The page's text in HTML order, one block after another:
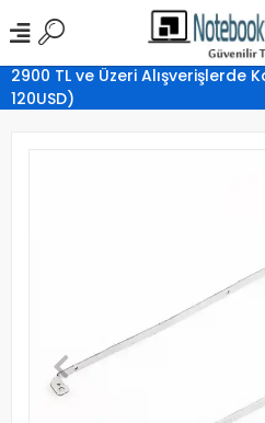
2900 TL ve Üzeri Alışverişlerde
120USD)